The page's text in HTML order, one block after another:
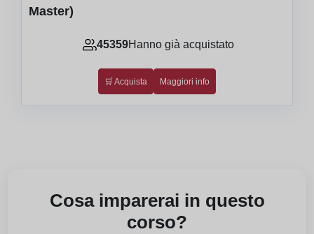
Master)
45359Hanno già acquistato
🛒 Acquista Maggiori info
Cosa imparerai in questo
corso?